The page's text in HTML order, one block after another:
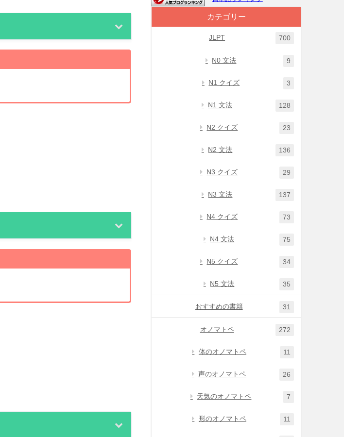
カテゴリー
JLPT 700
N0 文法 9
N1 クイズ 3
N1 文法 128
N2 クイズ 23
N2 文法 136
N3 クイズ 29
N3 文法 137
N4 クイズ 73
N4 文法 75
N5 クイズ 34
N5 文法 35
おすすめの書籍 31
オノマトペ 272
体のオノマトペ 11
声のオノマトペ 26
天気のオノマトペ 7
形のオノマトペ 11